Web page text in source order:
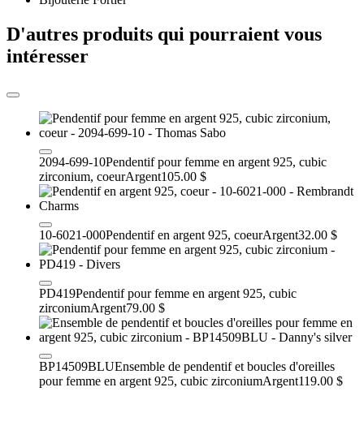
D'autres produits qui pourraient vous
intéresser
2094-699-10Pendentif pour femme en argent 925, cubic
zirconium, coeurArgent105.00 $
10-6021-000Pendentif en argent 925, coeurArgent32.00 $
PD419Pendentif pour femme en argent 925, cubic
zirconiumArgent79.00 $
BP14509BLUEnsemble de pendentif et boucles d'oreilles
pour femme en argent 925, cubic zirconiumArgent119.00 $